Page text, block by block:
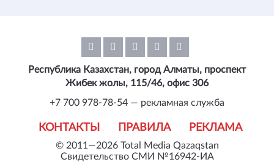
© 2011—2026 Total Media Qazaqstan
Свидетельство СМИ №16942-ИА
КОНТАКТЫ ПРАВИЛА РЕКЛАМА
Республика Казахстан, город Алматы, проспект
Жибек жолы, 115/46, офис 306
+7 700 978-78-54 — рекламная служба